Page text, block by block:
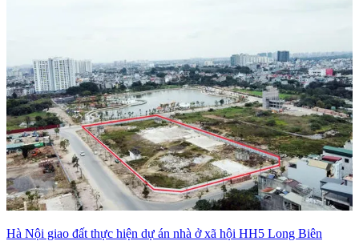
Hà Nội giao đất thực hiện dự án nhà ở xã hội HH5 Long Biên